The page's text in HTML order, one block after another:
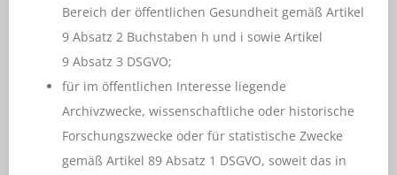
Bereich der öffentlichen Gesundheit gemäß Artikel
9 Absatz 2 Buchstaben h und i sowie Artikel
9 Absatz 3 DSGVO;
für im öffentlichen Interesse liegende
Archivzwecke, wissenschaftliche oder historische
Forschungszwecke oder für statistische Zwecke
gemäß Artikel 89 Absatz 1 DSGVO, soweit das in